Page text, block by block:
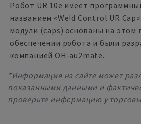
Робот UR 10e имеет
названием «Weld Control UR
модули (caps) основаны на этом
обеспечении робота и были
компанией OH-au2mate.
*Информация на сайте может
показанными данными и
проверьте информацию у